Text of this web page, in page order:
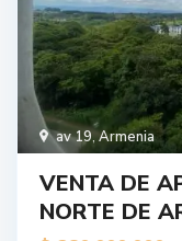
av 19,Armenia
VENTA DE
NORTE DE